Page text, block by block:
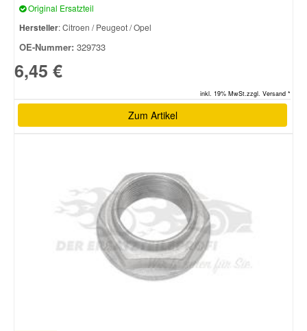
Original Ersatzteil
Hersteller: Citroen / Peugeot / Opel
OE-Nummer: 329733
6,45 €
inkl. 19% MwSt.zzgl. Versand *
Zum Artikel